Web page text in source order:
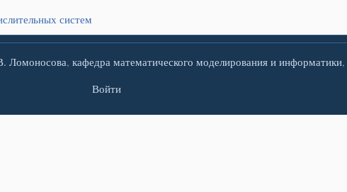
систем
, кафедра математического моделирования и информатики
Войти